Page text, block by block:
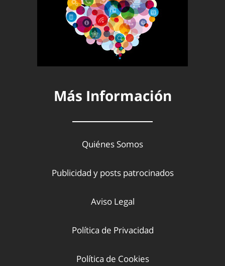
Más Información
Quiénes Somos
Publicidad y posts patrocinados
Aviso Legal
Política de Privacidad
Política de Cookies